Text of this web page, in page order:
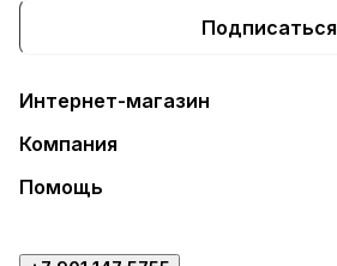
Подписаться
Интернет-магазин
Компания
Помощь